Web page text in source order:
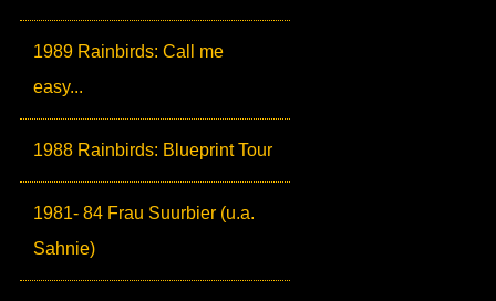
1989 Rainbirds: Call me
easy...
1988 Rainbirds: Blueprint Tour
1981- 84 Frau Suurbier (u.a.
Sahnie)